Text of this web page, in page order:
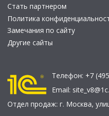
Стать партнером
Политика
Замечания по сайту
Другие сайты
Телефон: +7
Email:
Отдел продаж: г. Москва,